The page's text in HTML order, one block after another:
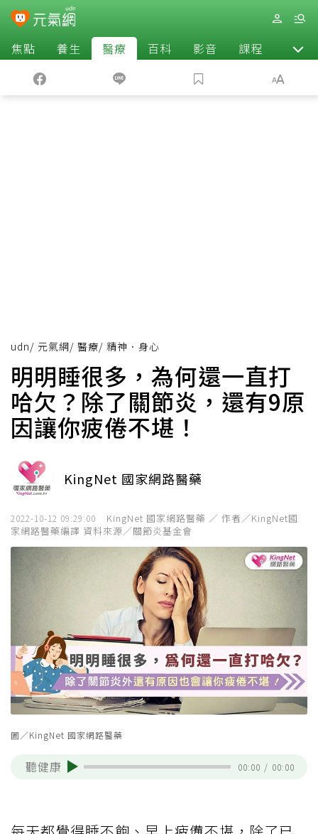
焦點 養生 醫療 百科 影音 課程 退休
udn/ 元氣網/ 醫療/ 精神．身心
明明睡很多，為何還一直打
哈欠？除了關節炎，還有9原
因讓你疲倦不堪！
KingNet 國家網路醫藥
2022-10-12 09:29:00
KingNet 國家網路醫藥 ／ 作者／KingNet國
家網路醫藥編譯 資料來源／關節炎基金會
圖／KingNet 國家網路醫藥
聽健康 00:00 / 00:00